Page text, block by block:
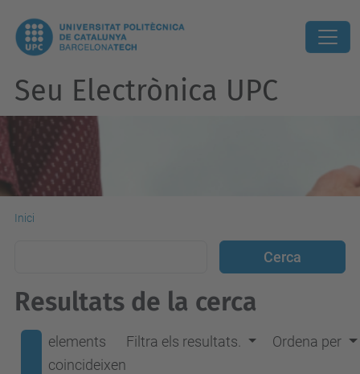
Seu Electrònica UPC
Inici
Resultats de la cerca
elements
coincideixen
Filtra els resultats. Ordena per